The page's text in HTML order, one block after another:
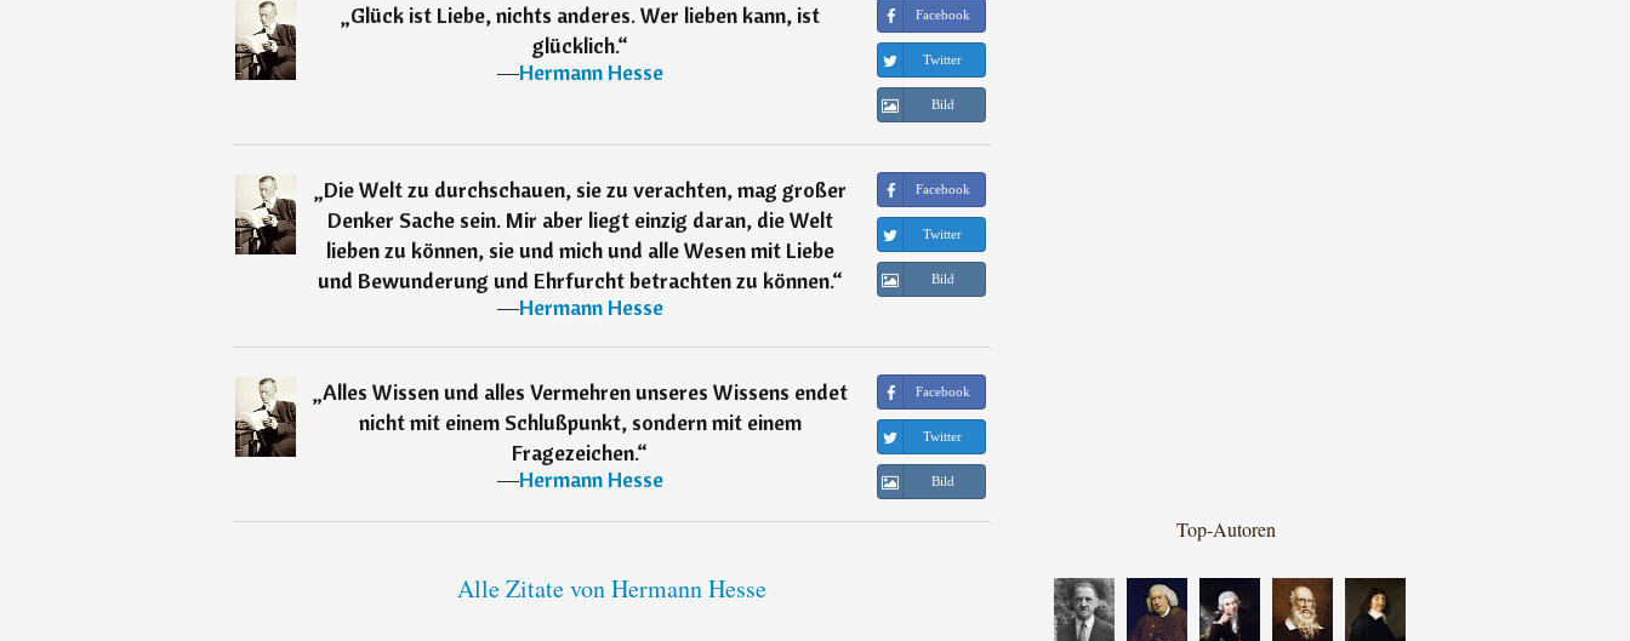
„Glück ist Liebe, nichts anderes. Wer lieben kann, ist
glücklich.“
―Hermann Hesse
Facebook
Twitter
Bild
„Die Welt zu durchschauen, sie zu verachten, mag großer
Denker Sache sein. Mir aber liegt einzig daran, die Welt
lieben zu können, sie und mich und alle Wesen mit Liebe
und Bewunderung und Ehrfurcht betrachten zu können.“
―Hermann Hesse
Facebook
Twitter
Bild
„Alles Wissen und alles Vermehren unseres Wissens endet
nicht mit einem Schlußpunkt, sondern mit einem
Fragezeichen.“
―Hermann Hesse
Facebook
Twitter
Bild
Alle Zitate von Hermann Hesse
Top-Autoren